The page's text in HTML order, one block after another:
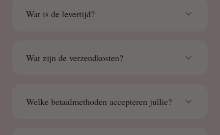
Wat is de levertijd?
Wat zijn de verzendkosten?
Welke betaalmethoden accepteren jullie?